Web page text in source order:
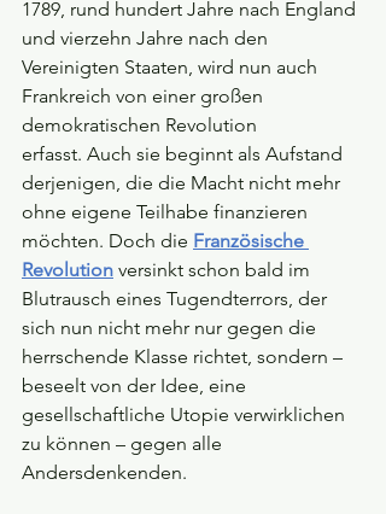
1789, rund hundert Jahre nach England
und vierzehn Jahre nach den
Vereinigten Staaten, wird nun auch
Frankreich von einer großen
demokratischen Revolution
erfasst. Auch sie beginnt als Aufstand
derjenigen, die die Macht nicht mehr
ohne eigene Teilhabe finanzieren
möchten. Doch die Französische
Revolution versinkt schon bald im
Blutrausch eines Tugendterrors, der
sich nun nicht mehr nur gegen die
herrschende Klasse richtet, sondern –
beseelt von der Idee, eine
gesellschaftliche Utopie verwirklichen
zu können – gegen alle
Andersdenkenden.